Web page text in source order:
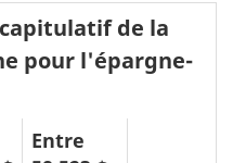
de la
pour l'épargne-
Entre